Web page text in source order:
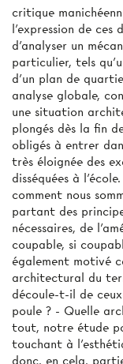
critique
l'expression de
d'analyser un
particulier, tels
d'un plan de
analyse globale,
une situation
plongés dès la fin
obligés à entrer
très éloignée des
disséquées à
comment nous
partant des
nécessaires, de
coupable, si
également motivé
architectural du
découle-t-il de
poule ? - Quelle
tout, notre étude
touchant à
donc, en cela,